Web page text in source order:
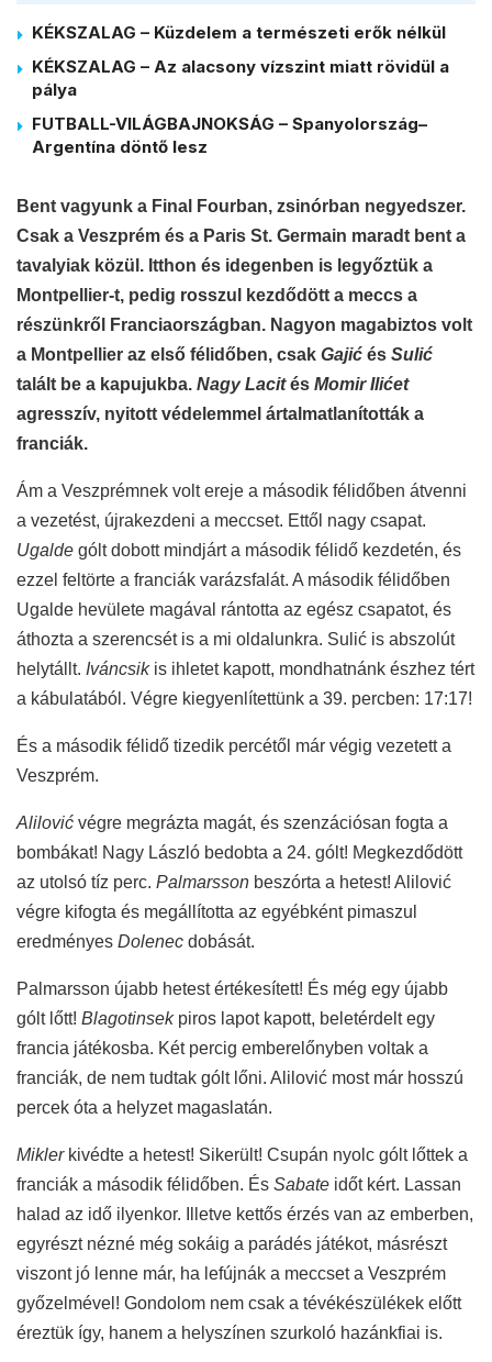
KÉKSZALAG – Küzdelem a természeti erők nélkül
KÉKSZALAG – Az alacsony vízszint miatt rövidül a
pálya
FUTBALL-VILÁGBAJNOKSÁG – Spanyolország–
Argentína döntő lesz
Bent vagyunk a Final Fourban, zsinórban negyedszer.
Csak a Veszprém és a Paris St. Germain maradt bent a
tavalyiak közül. Itthon és idegenben is legyőztük a
Montpellier-t, pedig rosszul kezdődött a meccs a
részünkről Franciaországban. Nagyon magabiztos volt
a Montpellier az első félidőben, csak Gajić és Sulić
talált be a kapujukba. Nagy Lacités Momir Ilićet
agresszív, nyitott védelemmel ártalmatlanították a
franciák.
Ám a Veszprémnek volt ereje a második félidőben átvenni
a vezetést, újrakezdeni a meccset. Ettől nagy csapat.
Ugalde gólt dobott mindjárt a második félidő kezdetén, és
ezzel feltörte a franciák varázsfalát. A második félidőben
Ugalde hevülete magával rántotta az egész csapatot, és
áthozta a szerencsét is a mi oldalunkra. Sulić is abszolút
helytállt. Iváncsikis ihletet kapott, mondhatnánk észhez tért
a kábulatából. Végre kiegyenlítettünk a 39. percben: 17:17!
És a második félidő tizedik percétől már végig vezetett a
Veszprém.
Alilović végre megrázta magát, és szenzációsan fogta a
bombákat! Nagy László bedobta a 24. gólt! Megkezdődött
az utolsó tíz perc. Palmarsson beszórta a hetest! Alilović
végre kifogta és megállította az egyébként pimaszul
eredményes Dolenec dobását.
Palmarsson újabb hetest értékesített! És még egy újabb
gólt lőtt! Blagotinsekpiros lapot kapott, beletérdelt egy
francia játékosba. Két percig emberelőnyben voltak a
franciák, de nem tudtak gólt lőni. Alilović most már hosszú
percek óta a helyzet magaslatán.
Mikler kivédte a hetest! Sikerült! Csupán nyolc gólt lőttek a
franciák a második félidőben. És Sabate időt kért. Lassan
halad az idő ilyenkor. Illetve kettős érzés van az emberben,
egyrészt nézné még sokáig a parádés játékot, másrészt
viszont jó lenne már, ha lefújnák a meccset a Veszprém
győzelmével! Gondolom nem csak a tévékészülékek előtt
éreztük így, hanem a helyszínen szurkoló hazánkfiai is.